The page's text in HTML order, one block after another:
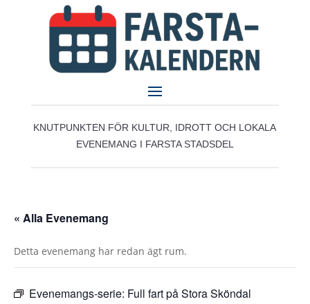
KNUTPUNKTEN FÖR KULTUR, IDROTT OCH LOKALA
EVENEMANG I FARSTA STADSDEL
« Alla Evenemang
Detta evenemang har redan ägt rum.
Evenemangs-serie: Full fart på Stora Sköndal